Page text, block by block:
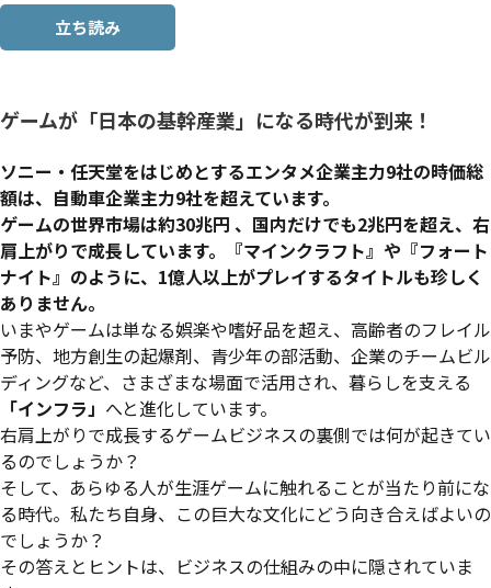
立ち読み
ゲームが「日本の基幹産業」になる時代が到来！
ソニー・任天堂をはじめとするエンタメ企業主力9社の時価総
額は、自動車企業主力9社を超えています。
ゲームの世界市場は約30兆円 、国内だけでも2兆円を超え、右
肩上がりで成長しています。『マインクラフト』や『フォート
ナイト』のように、1億人以上がプレイするタイトルも珍しく
ありません。
いまやゲームは単なる娯楽や嗜好品を超え、高齢者のフレイル
予防、地方創生の起爆剤、青少年の部活動、企業のチームビル
ディングなど、さまざまな場面で活用され、暮らしを支える
「インフラ」 へと進化しています。
右肩上がりで成長するゲームビジネスの裏側では何が起きてい
るのでしょうか？
そして、あらゆる人が生涯ゲームに触れることが当たり前にな
る時代。私たち自身、この巨大な文化にどう向き合えばよいの
でしょうか？
その答えとヒントは、ビジネスの仕組みの中に隠されていま